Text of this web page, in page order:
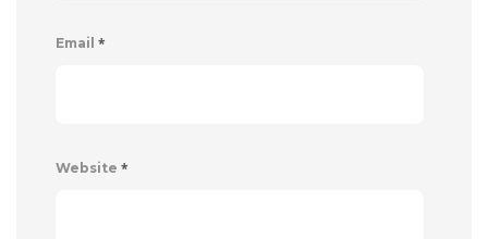
Email *
Website *